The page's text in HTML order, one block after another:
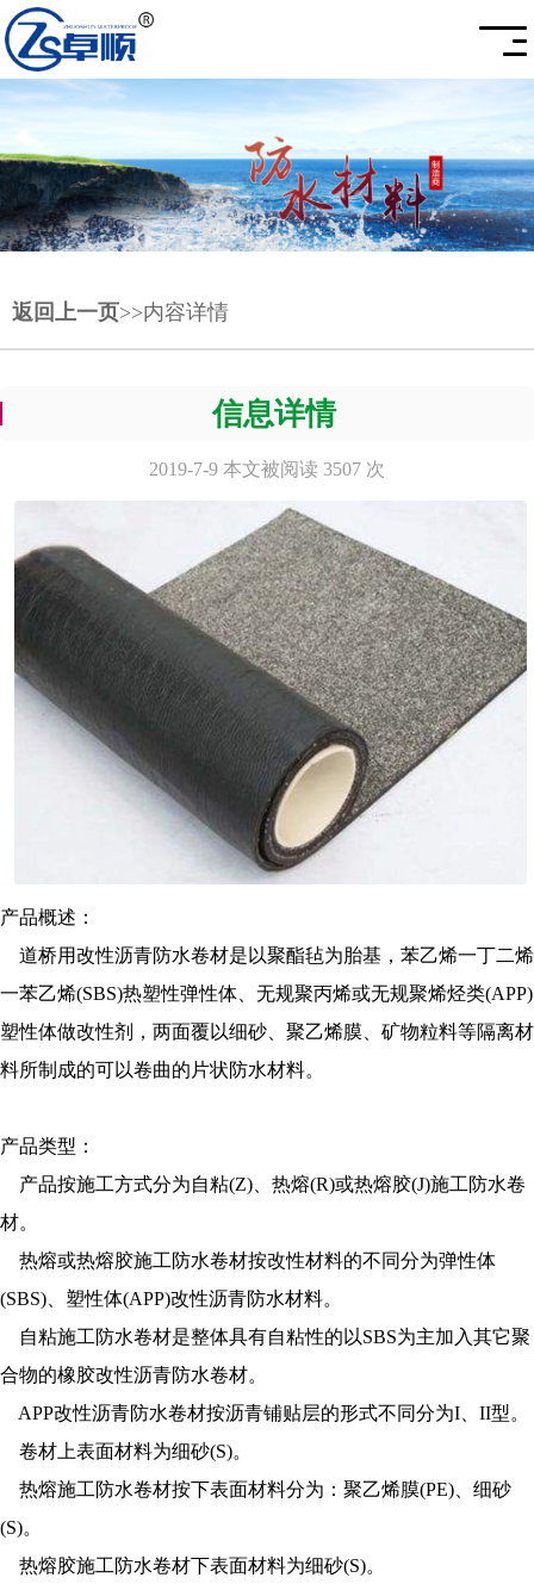
返回上一页>>内容详情
信息详情
2019-7-9 本文被阅读 3507 次
产品概述：
道桥用改性沥青防水卷材是以聚酯毡为胎基，苯乙烯一丁二烯
一苯乙烯(SBS)热塑性弹性体、无规聚丙烯或无规聚烯烃类(APP)
塑性体做改性剂，两面覆以细砂、聚乙烯膜、矿物粒料等隔离材
料所制成的可以卷曲的片状防水材料。
产品类型：
产品按施工方式分为自粘(Z)、热熔(R)或热熔胶(J)施工防水卷
材。
热熔或热熔胶施工防水卷材按改性材料的不同分为弹性体
(SBS)、塑性体(APP)改性沥青防水材料。
自粘施工防水卷材是整体具有自粘性的以SBS为主加入其它聚
合物的橡胶改性沥青防水卷材。
APP改性沥青防水卷材按沥青铺贴层的形式不同分为I、II型。
卷材上表面材料为细砂(S)。
热熔施工防水卷材按下表面材料分为：聚乙烯膜(PE)、细砂
(S)。
热熔胶施工防水卷材下表面材料为细砂(S)。